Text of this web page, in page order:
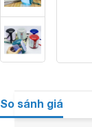
So sánh giá